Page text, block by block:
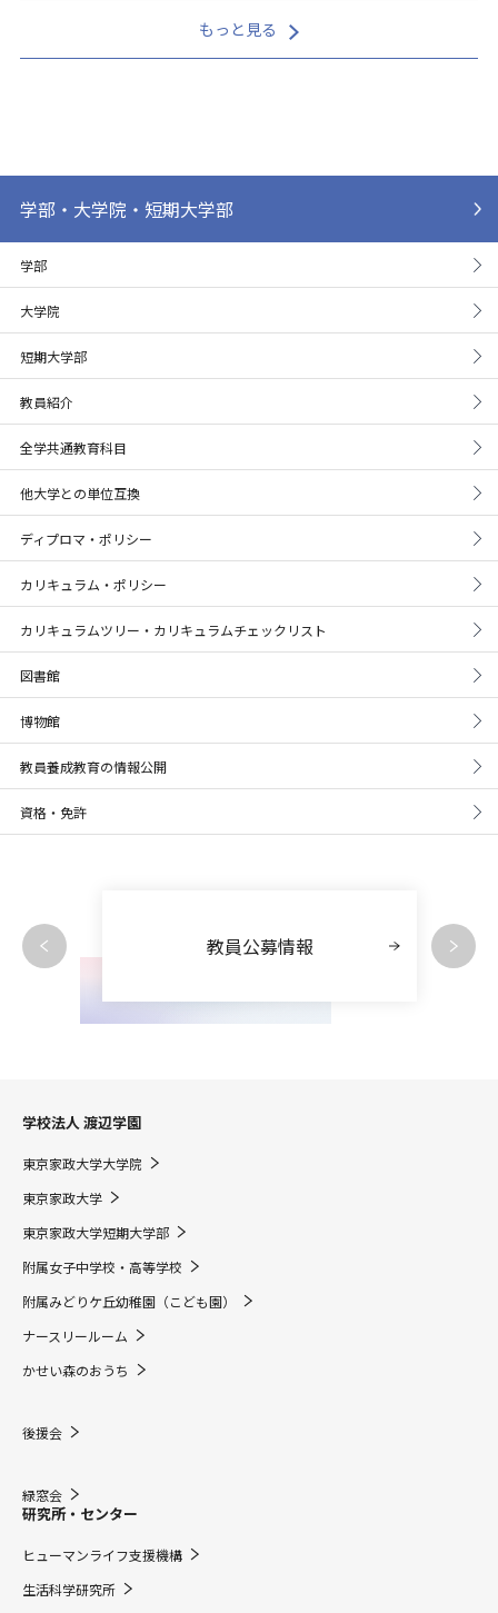
もっと見る
学部・大学院・短期大学部
学部
大学院
短期大学部
教員紹介
全学共通教育科目
他大学との単位互換
ディプロマ・ポリシー
カリキュラム・ポリシー
カリキュラムツリー・カリキュラムチェックリスト
図書館
博物館
教員養成教育の情報公開
資格・免許
教員公募情報
学校法人 渡辺学園
東京家政大学大学院
東京家政大学
東京家政大学短期大学部
附属女子中学校・高等学校
附属みどりケ丘幼稚園（こども園）
ナースリールーム
かせい森のおうち
後援会
緑窓会
研究所・センター
ヒューマンライフ支援機構
生活科学研究所